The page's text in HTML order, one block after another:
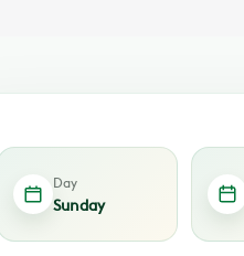
Day
Sunday